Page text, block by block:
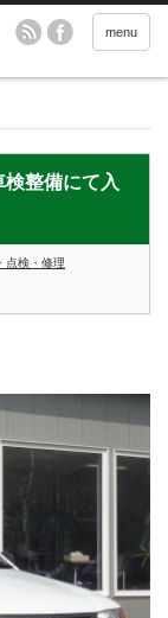
menu
検整備にて入
点検・修理